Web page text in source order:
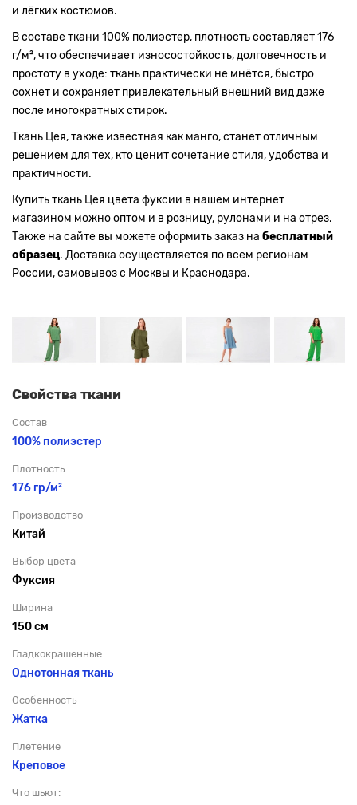
и лёгких костюмов.
В составе ткани 100% полиэстер, плотность составляет 176
г/м², что обеспечивает износостойкость, долговечность и
простоту в уходе: ткань практически не мнётся, быстро
сохнет и сохраняет привлекательный внешний вид даже
после многократных стирок.
Ткань Цея, также известная как манго, станет отличным
решением для тех, кто ценит сочетание стиля, удобства и
практичности.
Купить ткань Цея цвета фуксии в нашем интернет
магазином можно оптом и в розницу, рулонами и на отрез.
Также на сайте вы можете оформить заказ на бесплатный
образец. Доставка осуществляется по всем регионам
России, самовывоз с Москвы и Краснодара.
Свойства ткани
Состав
100% полиэстер
Плотность
176 гр/м²
Производство
Китай
Выбор цвета
Фуксия
Ширина
150 см
Гладкокрашенные
Однотонная ткань
Особенность
Жатка
Плетение
Креповое
Что шьют: